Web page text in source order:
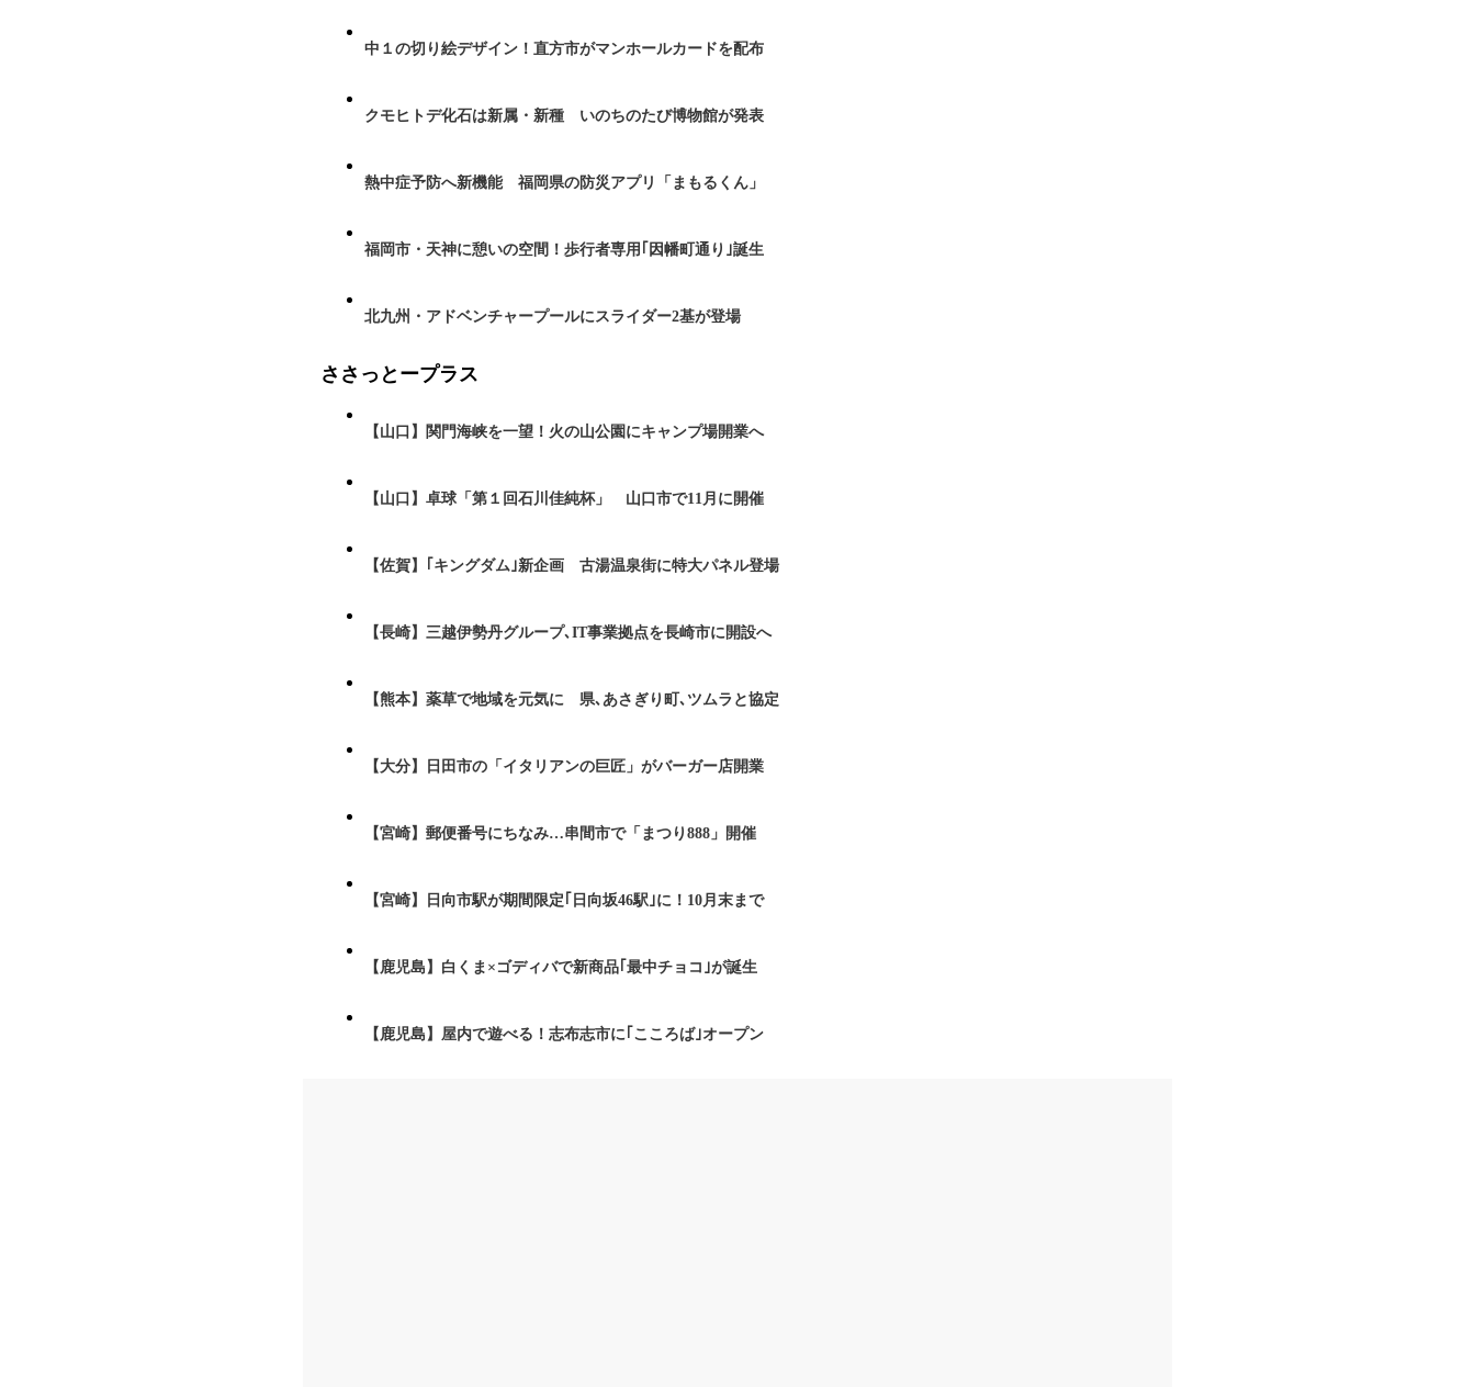
中１の切り絵デザイン！直方市がマンホールカードを配布
クモヒトデ化石は新属・新種 いのちのたび博物館が発表
熱中症予防へ新機能 福岡県の防災アプリ「まもるくん」
福岡市・天神に憩いの空間！歩行者専用｢因幡町通り｣誕生
北九州・アドベンチャープールにスライダー2基が登場
ささっとープラス
【山口】関門海峡を一望！火の山公園にキャンプ場開業へ
【山口】卓球「第１回石川佳純杯」 山口市で11月に開催
【佐賀】｢キングダム｣新企画 古湯温泉街に特大パネル登場
【長崎】三越伊勢丹グループ､IT事業拠点を長崎市に開設へ
【熊本】薬草で地域を元気に 県､あさぎり町､ツムラと協定
【大分】日田市の「イタリアンの巨匠」がバーガー店開業
【宮崎】郵便番号にちなみ…串間市で「まつり888」開催
【宮崎】日向市駅が期間限定｢日向坂46駅｣に！10月末まで
【鹿児島】白くま×ゴディバで新商品｢最中チョコ｣が誕生
【鹿児島】屋内で遊べる！志布志市に｢こころば｣オープン